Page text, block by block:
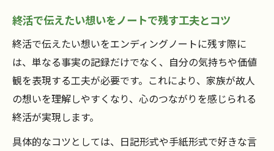
終活で伝えたい想いをノートで残す工夫とコツ
終活で伝えたい想いをエンディングノートに残す際に
は、単なる事実の記録だけでなく、自分の気持ちや価値
観を表現する工夫が必要です。これにより、家族が故人
の想いを理解しやすくなり、心のつながりを感じられる
終活が実現します。
具体的なコツとしては、日記形式や手紙形式で好きな言